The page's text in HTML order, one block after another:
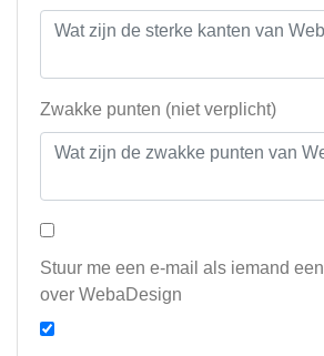
Zwakke punten (niet verplicht)
Stuur me een e-mail als iemand
over WebaDesign